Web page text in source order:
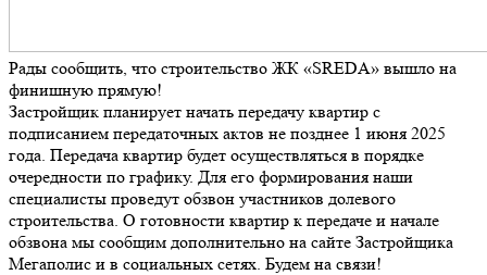
Рады сообщить, что строительство ЖК «SREDA» вышло на
финишную прямую!
Застройщик планирует начать передачу квартир с
подписанием передаточных актов не позднее 1 июня 2025
года. Передача квартир будет осуществляться в порядке
очередности по графику. Для его формирования наши
специалисты проведут обзвон участников долевого
строительства. О готовности квартир к передаче и начале
обзвона мы сообщим дополнительно на сайте Застройщика
Мегаполис и в социальных сетях. Будем на связи!